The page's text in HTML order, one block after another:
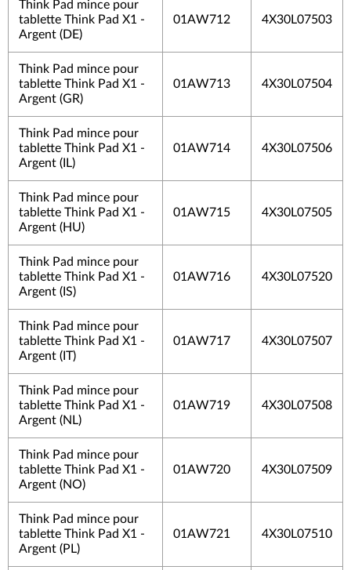
Think Pad mince pour
tablette Think Pad X1 -
Argent (DE)
01AW712 4X30L07503
Think Pad mince pour
tablette Think Pad X1 -
Argent (GR)
01AW713 4X30L07504
Think Pad mince pour
tablette Think Pad X1 -
Argent (IL)
01AW714 4X30L07506
Think Pad mince pour
tablette Think Pad X1 -
Argent (HU)
01AW715 4X30L07505
Think Pad mince pour
tablette Think Pad X1 -
Argent (IS)
01AW716 4X30L07520
Think Pad mince pour
tablette Think Pad X1 -
Argent (IT)
01AW717 4X30L07507
Think Pad mince pour
tablette Think Pad X1 -
Argent (NL)
01AW719 4X30L07508
Think Pad mince pour
tablette Think Pad X1 -
Argent (NO)
01AW720 4X30L07509
Think Pad mince pour
tablette Think Pad X1 -
Argent (PL)
01AW721 4X30L07510